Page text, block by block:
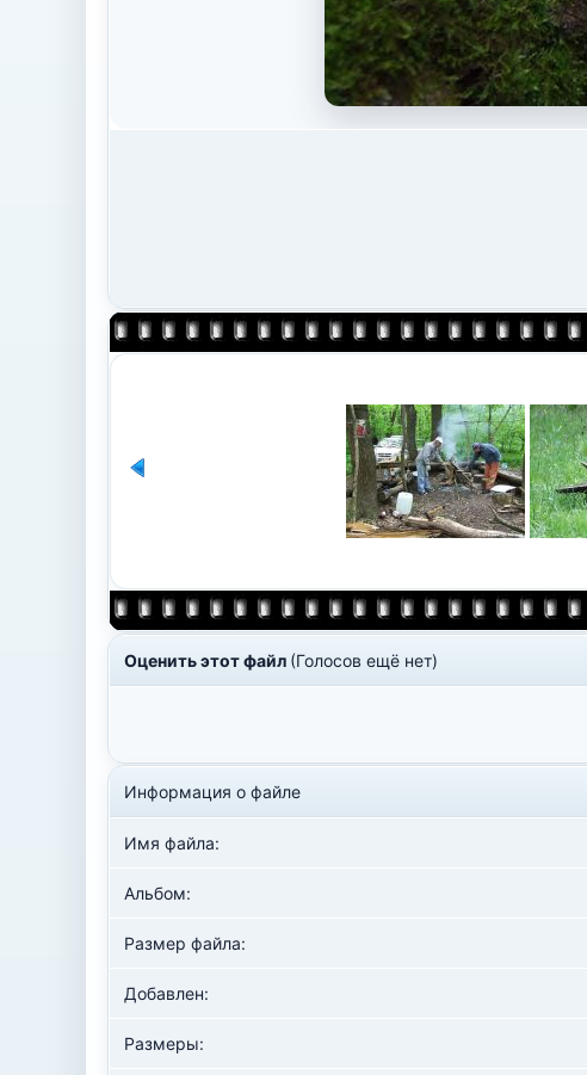
Оценить этот файл (Голосов ещё нет)
Информация о файле
Имя файла:
Альбом:
Размер файла:
Добавлен:
Размеры: